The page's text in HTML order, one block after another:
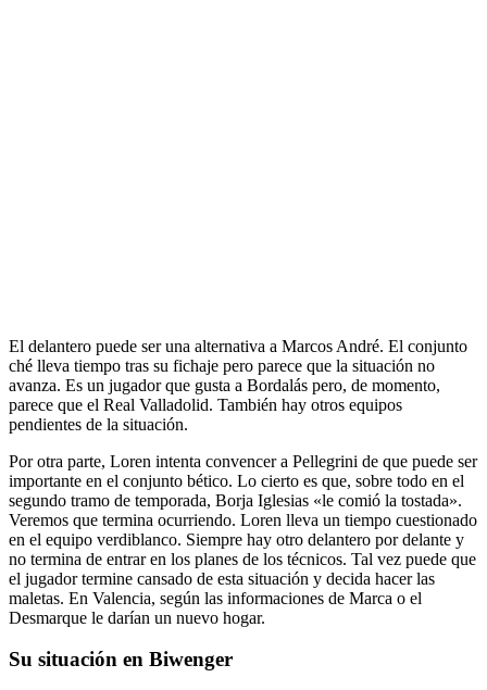
El delantero puede ser una alternativa a Marcos André. El conjunto
ché lleva tiempo tras su fichaje pero parece que la situación no
avanza. Es un jugador que gusta a Bordalás pero, de momento,
parece que el Real Valladolid. También hay otros equipos
pendientes de la situación.
Por otra parte, Loren intenta convencer a Pellegrini de que puede ser
importante en el conjunto bético. Lo cierto es que, sobre todo en el
segundo tramo de temporada, Borja Iglesias «le comió la tostada».
Veremos que termina ocurriendo. Loren lleva un tiempo cuestionado
en el equipo verdiblanco. Siempre hay otro delantero por delante y
no termina de entrar en los planes de los técnicos. Tal vez puede que
el jugador termine cansado de esta situación y decida hacer las
maletas. En Valencia, según las informaciones de Marca o el
Desmarque le darían un nuevo hogar.
Su situación en Biwenger